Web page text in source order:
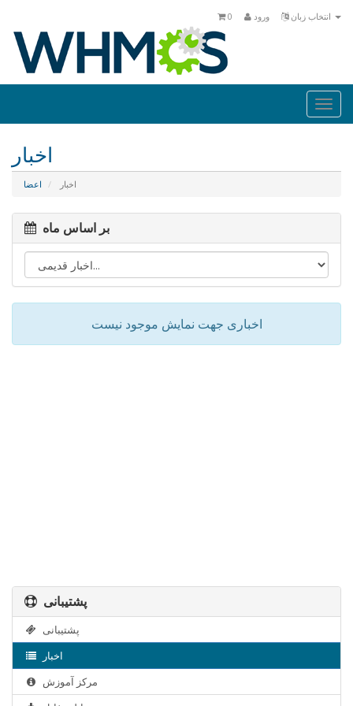
ورود 0
اخبار
اعضا اخبار
بر اساس ماه
اخباری جهت نمایش موجود نیست
پشتیبانی
پشتیبانی
اخبار
مرکز آموزش